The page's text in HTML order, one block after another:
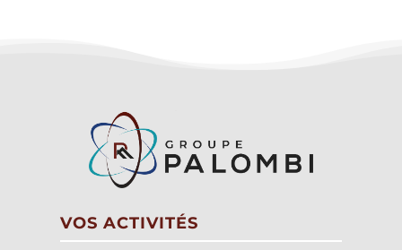
VOS ACTIVITÉS